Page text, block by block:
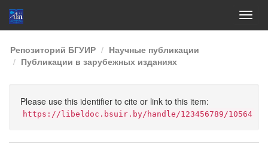
Skip
navigation
Репозиторий БГУИР
Научные публикации
Публикации в зарубежных изданиях
Please use this identifier to cite or link to this item:
https://libeldoc.bsuir.by/handle/123456789/10564